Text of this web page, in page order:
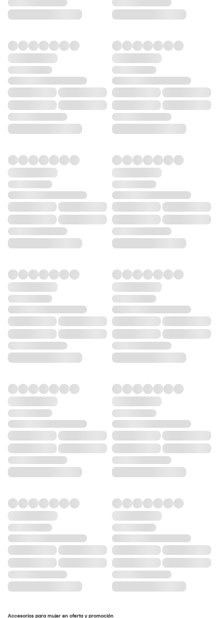
Accesorios para mujer en oferta y promoción